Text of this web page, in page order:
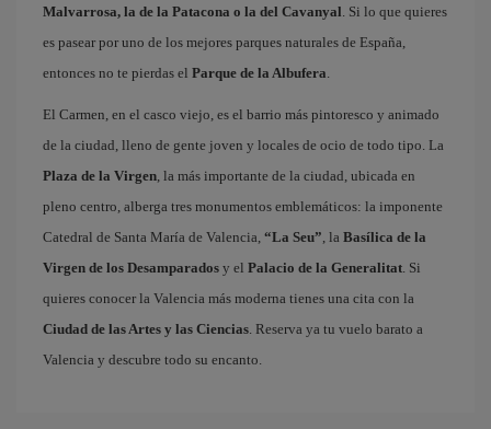
Malvarrosa, la de la Patacona o la del Cavanyal. Si lo que quieres
es pasear por uno de los mejores parques naturales de España,
entonces no te pierdas el Parque de la Albufera.
El Carmen, en el casco viejo, es el barrio más pintoresco y animado
de la ciudad, lleno de gente joven y locales de ocio de todo tipo. La
Plaza de la Virgen, la más importante de la ciudad, ubicada en
pleno centro, alberga tres monumentos emblemáticos: la imponente
Catedral de Santa María de Valencia, “La Seu”, la Basílica de la
Virgen de los Desamparados y el Palacio de la Generalitat. Si
quieres conocer la Valencia más moderna tienes una cita con la
Ciudad de las Artes y las Ciencias. Reserva ya tu vuelo barato a
Valencia y descubre todo su encanto.